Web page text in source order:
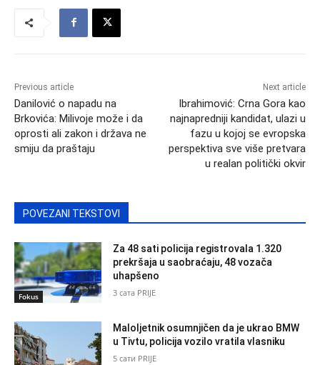
Previous article
Danilović o napadu na
Brkovića: Milivoje može i da
oprosti ali zakon i država ne
smiju da praštaju
Next article
Ibrahimović: Crna Gora kao
najnapredniji kandidat, ulazi u
fazu u kojoj se evropska
perspektiva sve više pretvara
u realan politički okvir
POVEZANI TEKSTOVI
Fokus
Za 48 sati policija registrovala 1.320
prekršaja u saobraćaju, 48 vozača
uhapšeno
3 сата PRIJE
Maloljetnik osumnjičen da je ukrao BMW
u Tivtu, policija vozilo vratila vlasniku
5 сати PRIJE